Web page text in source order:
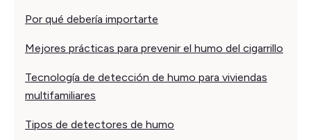
Por qué debería importarte
Mejores prácticas para prevenir el humo del cigarrillo
Tecnología de detección de humo para viviendas
multifamiliares
Tipos de detectores de humo